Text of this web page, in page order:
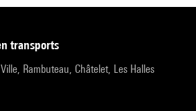
transports
Rambuteau, Châtelet, Les Halles